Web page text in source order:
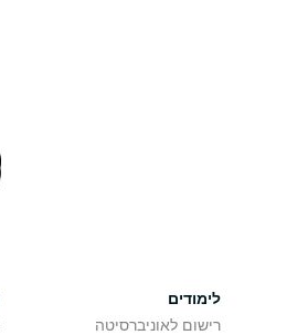
לימודים
רישום לאוניברסיטה